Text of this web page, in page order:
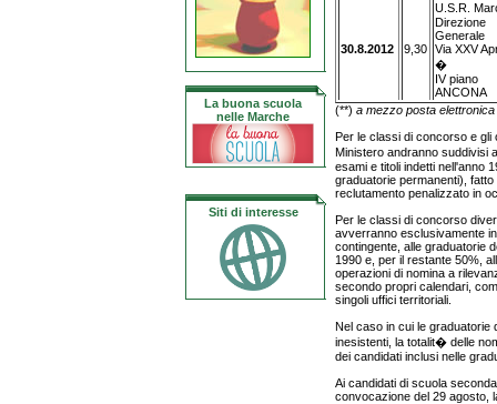
La buona scuola
nelle Marche
Siti di interesse
30.8.2012 9,30
U.S.R.
Direzione
Generale
Via XXV
�
IV piano
ANCONA
(**) a mezzo posta
Per le classi di concorso e gli
Ministero andranno suddivisi
esami e titoli indetti nell'anno
graduatorie permanenti),
reclutamento penalizzato in
Per le classi di concorso
avverranno esclusivamente
contingente, alle graduatorie
1990 e, per il restante 50%,
operazioni di nomina a
secondo propri calendari,
singoli uffici territoriali.
Nel caso in cui le graduatorie
inesistenti, la totalit� delle
dei candidati inclusi nelle
Ai candidati di scuola
convocazione del 29 agosto,